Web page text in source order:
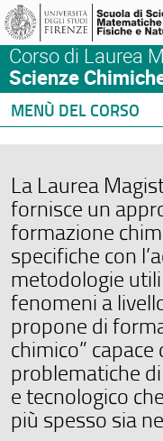
Corso di Laurea
Scienze
MENÙ DEL CORSO
Home
Didattica
Docenti
Orario e
La Laurea
fornisce un
formazione
specifiche con
metodologie
fenomeni a
propone di
chimico”
problematiche
e tecnologico
più spesso sia